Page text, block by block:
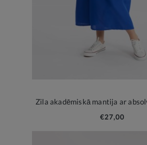
Zila akadēmiskā mantija ar
€27,00